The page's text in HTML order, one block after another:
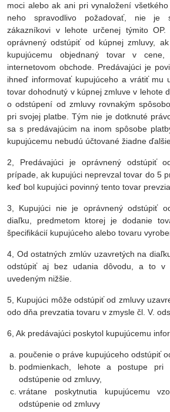
moci alebo ak ani pri vynaložení
neho spravodlivo požadovať, nie je
zákazníkovi v lehote určenej týmito OP.
oprávnený odstúpiť od kúpnej zmluvy,
kupujúcemu objednaný tovar v
internetovom obchode. Predávajúci je
ihneď informovať kupujúceho a vrátiť mu
tovar dohodnutý v kúpnej zmluve v lehote
o odstúpení od zmluvy rovnakým
pri svojej platbe. Tým nie je dotknuté
sa s predávajúcim na inom spôsobe
kupujúcemu nebudú účtované žiadne
2, Predávajúci je oprávnený odstúpiť
prípade, ak kupujúci neprevzal tovar do 5
keď bol kupujúci povinný tento tovar
3, Kupujúci nie je oprávnený odstúpiť
diaľku, predmetom ktorej je dodanie
špecifikácií kupujúceho alebo tovaru
4, Od ostatných zmlúv uzavretých na
odstúpiť aj bez udania dôvodu, a to v
uvedeným nižšie.
5, Kupujúci môže odstúpiť od zmluvy
odo dňa prevzatia tovaru v zmysle čl. V.
6, Ak predávajúci poskytol kupujúcemu
poučenie o práve kupujúceho odstúpiť
podmienkach, lehote a postupe pri
odstúpenie od zmluvy,
vrátane poskytnutia kupujúcemu
odstúpenie od zmluvy